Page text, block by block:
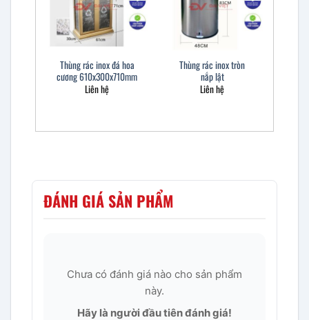
Thùng rác inox đá hoa
cương 610x300x710mm
Liên hệ
Thùng rác inox tròn
nắp lật
Liên hệ
ĐÁNH GIÁ SẢN PHẨM
Chưa có đánh giá nào cho sản phẩm
này.
Hãy là người đầu tiên đánh giá!